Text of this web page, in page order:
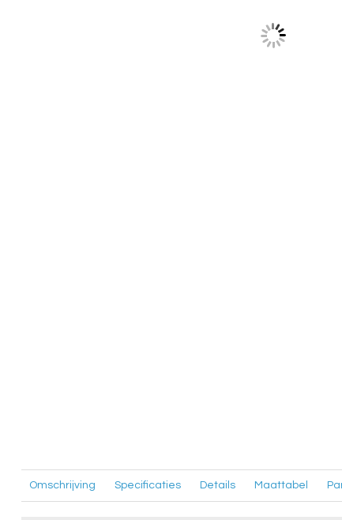
Omschrijving Specificaties Details Maattabel